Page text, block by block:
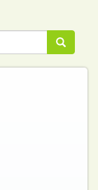
Пошук
Пошук